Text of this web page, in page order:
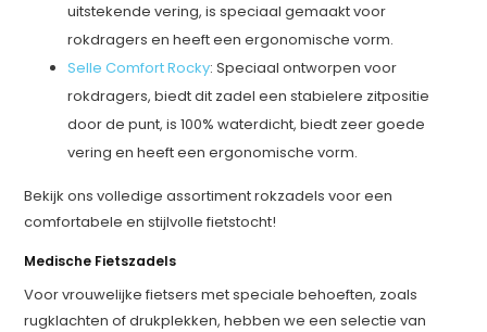
uitstekende vering, is speciaal gemaakt voor
rokdragers en heeft een ergonomische vorm.
Selle Comfort Rocky: Speciaal ontworpen voor
rokdragers, biedt dit zadel een stabielere zitpositie
door de punt, is 100% waterdicht, biedt zeer goede
vering en heeft een ergonomische vorm.
Bekijk ons volledige assortiment rokzadels voor een
comfortabele en stijlvolle fietstocht!
Medische Fietszadels
Voor vrouwelijke fietsers met speciale behoeften, zoals
rugklachten of drukplekken, hebben we een selectie van